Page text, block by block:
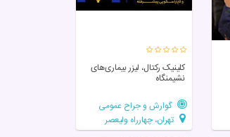
کلینیک رکتال، لیزر بیماری‌های
نشیمنگاه
گوارش و جراح عمومی
تهران، چهارراه ولیعصر